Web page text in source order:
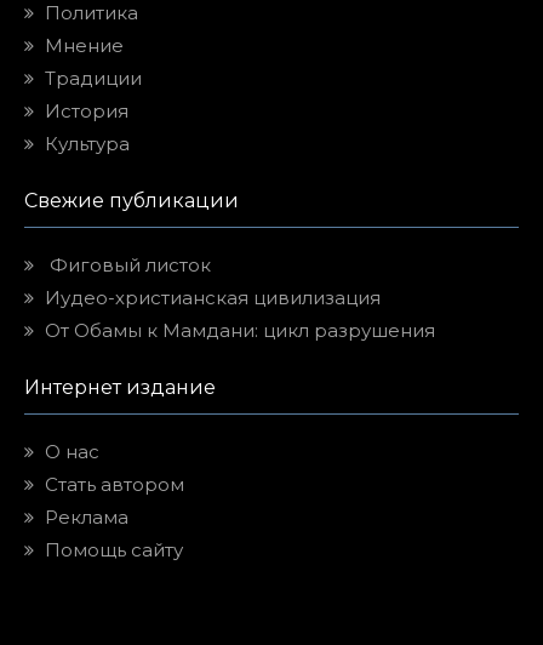
Политика
Мнение
Традиции
История
Культура
Свежие публикации
Фиговый листок
Иудео-христианская цивилизация
От Обамы к Мамдани: цикл разрушения
Интернет издание
О нас
Стать автором
Реклама
Помощь сайту